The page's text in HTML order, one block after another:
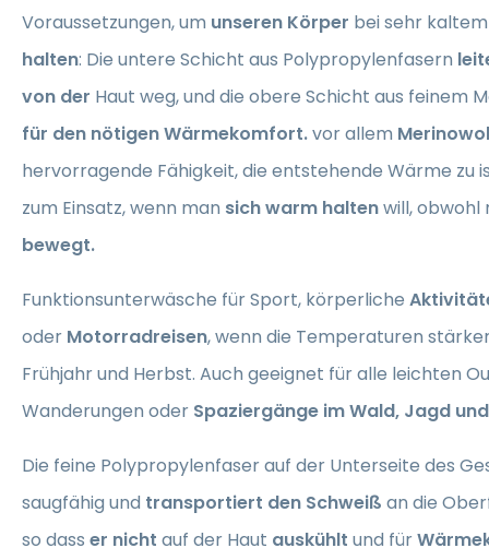
Voraussetzungen, um unseren Körper bei sehr
halten: Die untere Schicht aus Polypropylenfasern
von der Haut weg, und die obere Schicht aus feinem
für den nötigen Wärmekomfort.vor allem
hervorragende Fähigkeit, die entstehende Wärme zu
zum Einsatz, wenn man sich warm haltenwill,
bewegt.
Funktionsunterwäsche für Sport, körperliche
oder Motorradreisen, wenn die Temperaturen
Frühjahr und Herbst. Auch geeignet für alle leichten
Wanderungen oder Spaziergänge im Wald, Jagd
Die feine Polypropylenfaser auf der Unterseite des
saugfähig und transportiert den Schweiß an die
so dass er nicht auf der Haut auskühlt und für